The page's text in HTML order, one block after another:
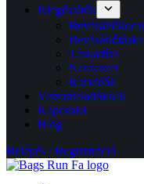
Kiegészítők
Bevásárlókocsi
Bevásárlótáska
Táskadísz
Neszeszer
Karkötők
Viszonteladóknak
Kapcsolat
Blog
Belépés / Regisztráció